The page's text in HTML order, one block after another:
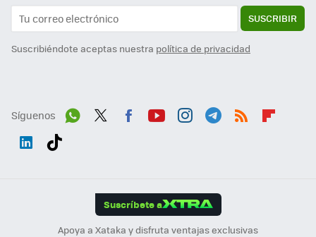
SUSCRIBIR
Suscribiéndote aceptas nuestra política de privacidad
Síguenos
Suscríbete a
Apoya a Xataka y disfruta ventajas exclusivas